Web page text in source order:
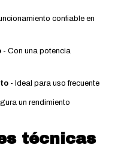
confiable en
- Con una potencia
- Ideal para uso frecuente
un rendimiento
técnicas